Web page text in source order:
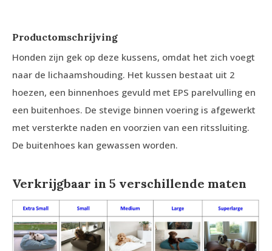
Productomschrijving
Honden zijn gek op deze kussens, omdat het zich voegt
naar de lichaamshouding. Het kussen bestaat uit 2
hoezen, een binnenhoes gevuld met EPS parelvulling en
een buitenhoes. De stevige binnen voering is afgewerkt
met versterkte naden en voorzien van een ritssluiting.
De buitenhoes kan gewassen worden.
Verkrijgbaar in 5 verschillende maten